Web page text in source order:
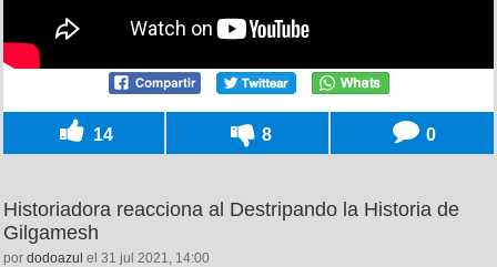
14 8 0
Historiadora reacciona al Destripando la Historia de
Gilgamesh
por dodoazul el 31 jul 2021, 14:00